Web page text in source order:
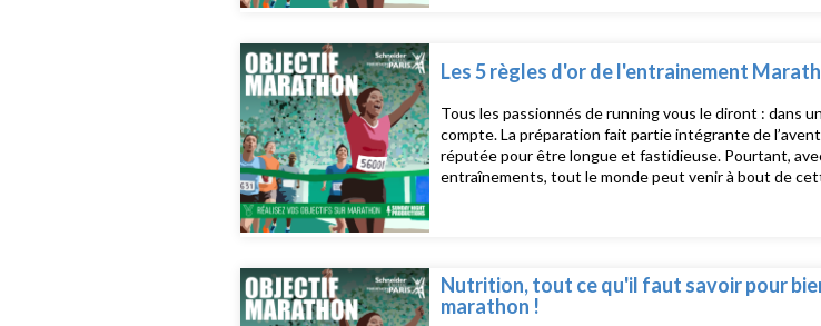
Les 5 règles d'or de l'entrainement
Tous les passionnés de running vous le diront : dans
compte. La préparation fait partie intégrante de
réputée pour être longue et fastidieuse. Pourtant,
entraînements, tout le monde peut venir à bout de
Nutrition, tout ce qu'il faut savoir pour
marathon !